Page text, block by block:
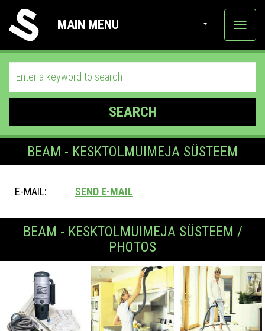
MAIN MENU
View
SEARCH
BEAM - KESKTOLMUIMEJA SÜSTEEM
E-MAIL: SEND E-MAIL
BEAM - KESKTOLMUIMEJA SÜSTEEM /
PHOTOS